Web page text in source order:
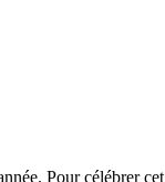
Pour célébrer